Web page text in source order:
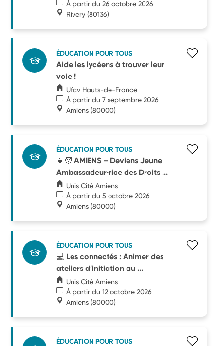
À partir du 26 octobre 2026
Rivery (80136)
ÉDUCATION POUR TOUS
Aide les lycéens à trouver leur
voie !
Ufcv Hauts-de-France
À partir du 7 septembre 2026
Amiens (80000)
ÉDUCATION POUR TOUS
👧🧑 AMIENS – Deviens Jeune
Ambassadeur·rice des Droits ...
Unis Cité Amiens
À partir du 5 octobre 2026
Amiens (80000)
ÉDUCATION POUR TOUS
💻​ Les connectés : Animer des
ateliers d’initiation au ...
Unis Cité Amiens
À partir du 12 octobre 2026
Amiens (80000)
ÉDUCATION POUR TOUS